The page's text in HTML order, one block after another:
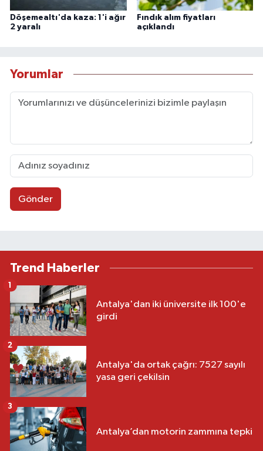
Döşemealtı'da kaza: 1'i ağır
2 yaralı
Fındık alım fiyatları
açıklandı
Yorumlar
Gönder
Trend Haberler
Antalya'dan iki üniversite ilk 100'e
girdi
1
Antalya'da ortak çağrı: 7527 sayılı
yasa geri çekilsin
2
Antalya’dan motorin zammına tepki
3